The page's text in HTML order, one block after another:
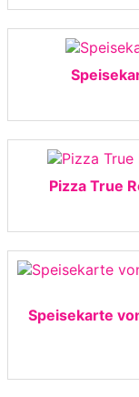
Pizza True
Speisekarte